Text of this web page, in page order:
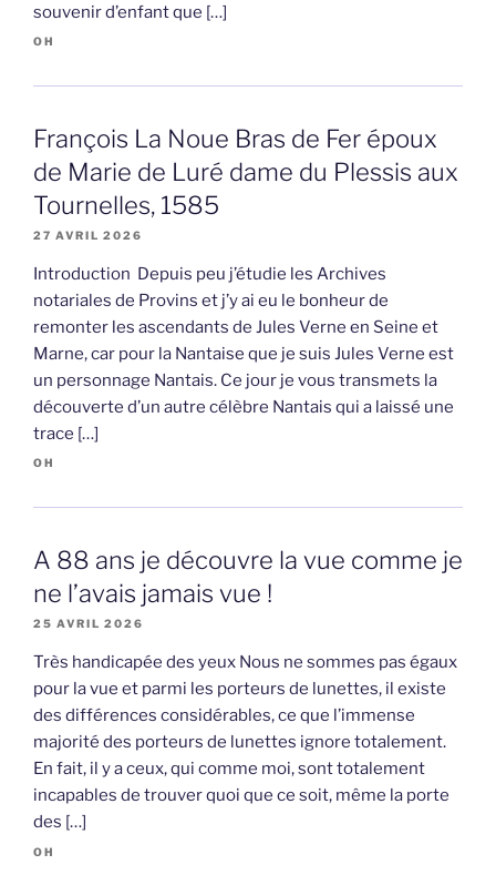
souvenir d’enfant que […]
OH
François La Noue Bras de Fer époux
de Marie de Luré dame du Plessis aux
Tournelles, 1585
27 AVRIL 2026
Introduction Depuis peu j’étudie les Archives
notariales de Provins et j’y ai eu le bonheur de
remonter les ascendants de Jules Verne en Seine et
Marne, car pour la Nantaise que je suis Jules Verne est
un personnage Nantais. Ce jour je vous transmets la
découverte d’un autre célèbre Nantais qui a laissé une
trace […]
OH
A 88 ans je découvre la vue comme je
ne l’avais jamais vue !
25 AVRIL 2026
Très handicapée des yeux Nous ne sommes pas égaux
pour la vue et parmi les porteurs de lunettes, il existe
des différences considérables, ce que l’immense
majorité des porteurs de lunettes ignore totalement.
En fait, il y a ceux, qui comme moi, sont totalement
incapables de trouver quoi que ce soit, même la porte
des […]
OH